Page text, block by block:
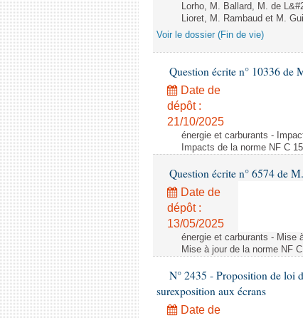
Lorho, M. Ballard, M. de
Lioret, M. Rambaud et M.
Voir le dossier (Fin de vie)
Question écrite n° 10336 de
Date de
dépôt :
21/10/2025
énergie et carburants -
Impacts de la norme NF C
Question écrite n° 6574 de
Date de
dépôt :
13/05/2025
énergie et carburants - Mise
Mise à jour de la norme NF
N° 2435 - Proposition de loi
surexposition aux écrans
Date de